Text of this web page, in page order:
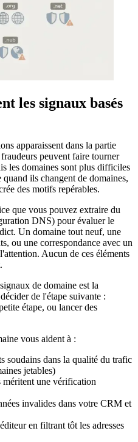
les signaux basés
apparaissent dans la partie
peuvent faire tourner
les domaines sont plus difficiles
ils changent de domaines,
des motifs repérables.
que vous pouvez extraire du
DNS) pour évaluer le
Un domaine tout neuf, une
ou une correspondance avec un
Aucun de ces éléments
de domaine est la
de l'étape suivante :
étape, ou lancer des
vous aident à :
soudains dans la qualité du trafic
jetables)
une vérification
invalides dans votre CRM et
en filtrant tôt les adresses